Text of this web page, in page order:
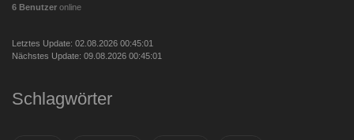
6 Benutzer online
Letztes Update: 02.08.2026 00:45:01
Nächstes Update: 09.08.2026 00:45:01
Schlagwörter